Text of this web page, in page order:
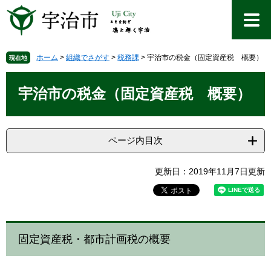
先を
文
現在地 ホーム > 組織でさがす > 税務課 > 宇治市の税金（固定資産税 概要）
宇治市の税金（固定資産税 概要）
ページ内目次
更新日：2019年11月7日更新
固定資産税・都市計画税の概要